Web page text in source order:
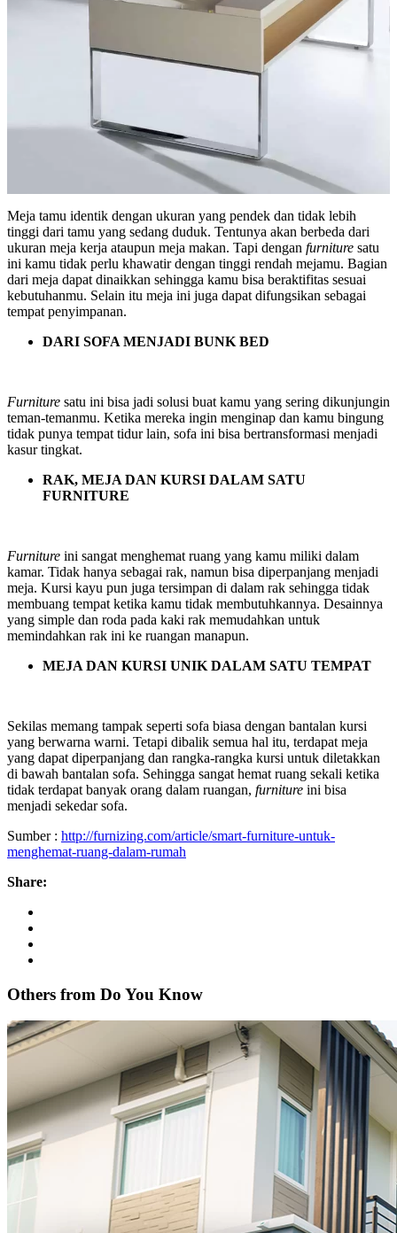
Meja tamu identik dengan ukuran yang pendek dan tidak lebih
tinggi dari tamu yang sedang duduk. Tentunya akan berbeda dari
ukuran meja kerja ataupun meja makan. Tapi dengan furniture satu
ini kamu tidak perlu khawatir dengan tinggi rendah mejamu. Bagian
dari meja dapat dinaikkan sehingga kamu bisa beraktifitas sesuai
kebutuhanmu. Selain itu meja ini juga dapat difungsikan sebagai
tempat penyimpanan.
DARI SOFA MENJADI BUNK BED
Furniture satu ini bisa jadi solusi buat kamu yang sering dikunjungin
teman-temanmu. Ketika mereka ingin menginap dan kamu bingung
tidak punya tempat tidur lain, sofa ini bisa bertransformasi menjadi
kasur tingkat.
RAK, MEJA DAN KURSI DALAM SATU
FURNITURE
Furniture ini sangat menghemat ruang yang kamu miliki dalam
kamar. Tidak hanya sebagai rak, namun bisa diperpanjang menjadi
meja. Kursi kayu pun juga tersimpan di dalam rak sehingga tidak
membuang tempat ketika kamu tidak membutuhkannya. Desainnya
yang simple dan roda pada kaki rak memudahkan untuk
memindahkan rak ini ke ruangan manapun.
MEJA DAN KURSI UNIK DALAM SATU TEMPAT
Sekilas memang tampak seperti sofa biasa dengan bantalan kursi
yang berwarna warni. Tetapi dibalik semua hal itu, terdapat meja
yang dapat diperpanjang dan rangka-rangka kursi untuk diletakkan
di bawah bantalan sofa. Sehingga sangat hemat ruang sekali ketika
tidak terdapat banyak orang dalam ruangan, furniture ini bisa
menjadi sekedar sofa.
Sumber : http://furnizing.com/article/smart-furniture-untuk-
menghemat-ruang-dalam-rumah
Share:
Others from Do You Know